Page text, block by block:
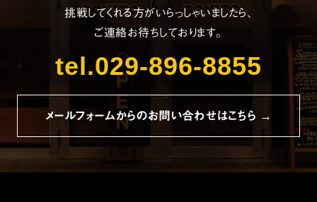
挑戦してくれる方がいらっしゃいましたら、
ご連絡お待ちしております。
tel.029-896-8855
メールフォームからのお問い合わせはこちら →